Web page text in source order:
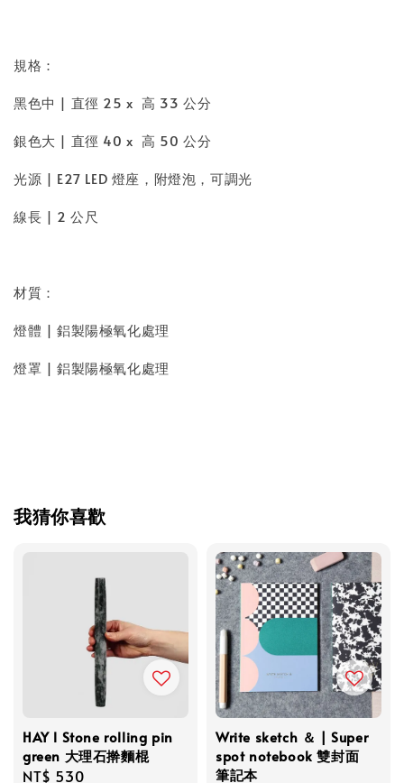
規格：
黑色中 | 直徑 25 x 高 33 公分
銀色大 | 直徑 40 x 高 50 公分
光源 | E27 LED 燈座，附燈泡，可調光
線長 | 2 公尺
材質：
燈體 | 鋁製陽極氧化處理
燈罩 | 鋁製陽極氧化處理
我猜你喜歡
HAY l Stone rolling pin
green 大理石擀麵棍
Regular
NT$ 530
Write sketch ＆ | Super
spot notebook 雙封面
筆記本